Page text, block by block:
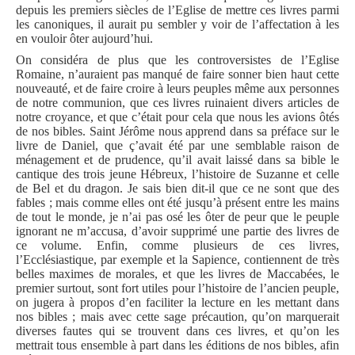
depuis les premiers siècles de l’Eglise de mettre ces livres parmi
les canoniques, il aurait pu sembler y voir de l’affectation à les
en vouloir ôter aujourd’hui.
On considéra de plus que les controversistes de l’Eglise
Romaine, n’auraient pas manqué de faire sonner bien haut cette
nouveauté, et de faire croire à leurs peuples même aux personnes
de notre communion, que ces livres ruinaient divers articles de
notre croyance, et que c’était pour cela que nous les avions ôtés
de nos bibles. Saint Jérôme nous apprend dans sa préface sur le
livre de Daniel, que ç’avait été par une semblable raison de
ménagement et de prudence, qu’il avait laissé dans sa bible le
cantique des trois jeune Hébreux, l’histoire de Suzanne et celle
de Bel et du dragon. Je sais bien dit-il que ce ne sont que des
fables ; mais comme elles ont été jusqu’à présent entre les mains
de tout le monde, je n’ai pas osé les ôter de peur que le peuple
ignorant ne m’accusa, d’avoir supprimé une partie des livres de
ce volume. Enfin, comme plusieurs de ces livres,
l’Ecclésiastique, par exemple et la Sapience, contiennent de très
belles maximes de morales, et que les livres de Maccabées, le
premier surtout, sont fort utiles pour l’histoire de l’ancien peuple,
on jugera à propos d’en faciliter la lecture en les mettant dans
nos bibles ; mais avec cette sage précaution, qu’on marquerait
diverses fautes qui se trouvent dans ces livres, et qu’on les
mettrait tous ensemble à part dans les éditions de nos bibles, afin